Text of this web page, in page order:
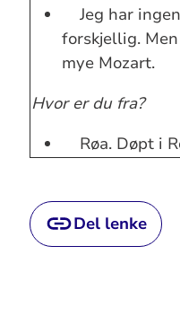
Jeg har
forskjellig.
mye Mozart.
Hvor er du fra?
Røa. Døpt i
Del lenke